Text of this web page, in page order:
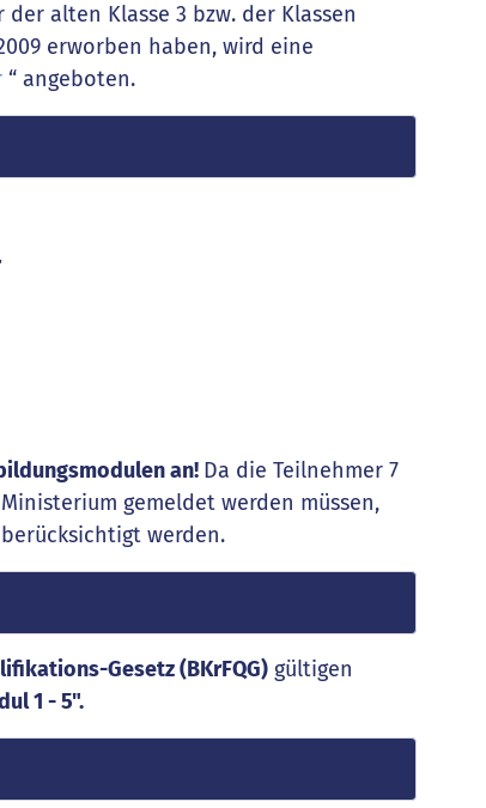
alten Klasse 3 bzw. der Klassen
erworben haben, wird eine
“ angeboten.
an! Da die Teilnehmer 7
gemeldet werden müssen,
werden.
Gesetz (BKrFQG) gültigen
1 - 5".